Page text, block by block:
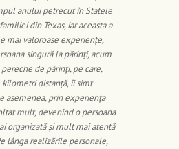
anului petrecut în Statele
din Texas, iar aceasta a
mai valoroase experiențe,
singură la părinți, acum
de părinți, pe care,
distanță, îi simt
asemenea, prin experiența
mult, devenind o persoana
organizată și mult mai atentă
lânga realizările personale,